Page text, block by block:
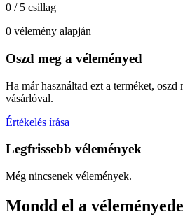
0 / 5 csillag
0 vélemény alapján
Oszd meg a véleményed
Ha már használtad ezt a terméket, oszd
vásárlóval.
Értékelés írása
Legfrissebb vélemények
Még nincsenek vélemények.
Mondd el a